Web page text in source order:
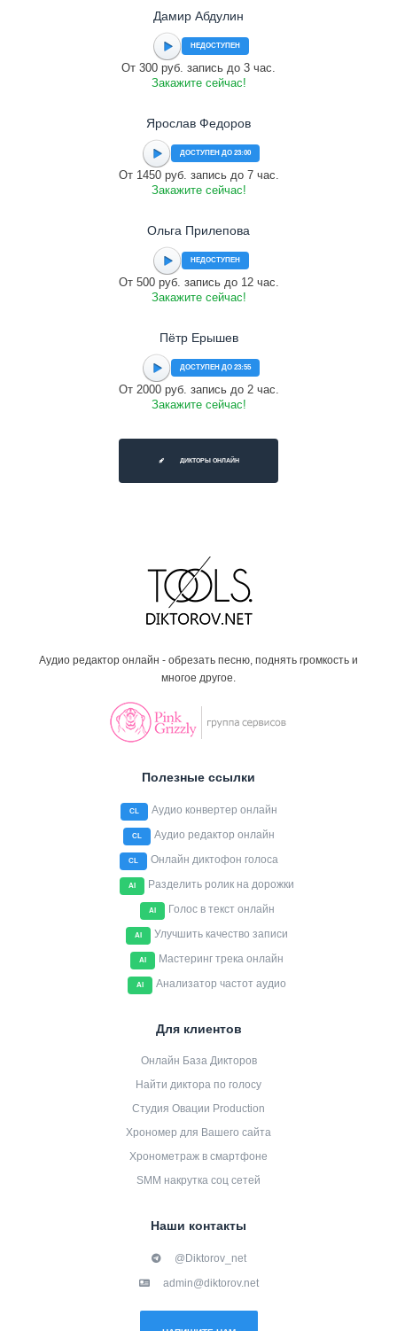
Дамир Абдулин
НЕДОСТУПЕН
От 300 руб. запись до 3 час.
Закажите сейчас!
Ярослав Федоров
ДОСТУПЕН ДО 23:00
От 1450 руб. запись до 7 час.
Закажите сейчас!
Ольга Прилепова
НЕДОСТУПЕН
От 500 руб. запись до 12 час.
Закажите сейчас!
Пётр Ерышев
ДОСТУПЕН ДО 23:55
От 2000 руб. запись до 2 час.
Закажите сейчас!
ДИКТОРЫ ОНЛАЙН
Аудио редактор онлайн - обрезать песню, поднять громкость и
многое другое.
Полезные ссылки
CL Аудио конвертер онлайн
CL Аудио редактор онлайн
CL Онлайн диктофон голоса
AI Разделить ролик на дорожки
AI Голос в текст онлайн
AI Улучшить качество записи
AI Мастеринг трека онлайн
AI Анализатор частот аудио
Для клиентов
Онлайн База Дикторов
Найти диктора по голосу
Студия Овации Production
Хрономер для Вашего сайта
Хронометраж в смартфоне
SMM накрутка соц сетей
Наши контакты
@Diktorov_net
admin@diktorov.net